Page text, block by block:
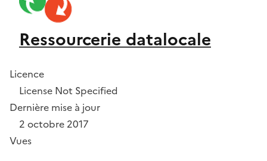
Ressourcerie datalocale
Licence
License Not Specified
Dernière mise à jour
2 octobre 2017
Vues